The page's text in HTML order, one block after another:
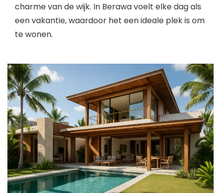
charme van de wijk. In Berawa voelt elke dag als
een vakantie, waardoor het een ideale plek is om
te wonen.